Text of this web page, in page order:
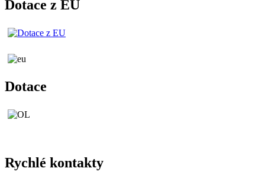
Dotace z EU
Dotace
Rychlé kontakty